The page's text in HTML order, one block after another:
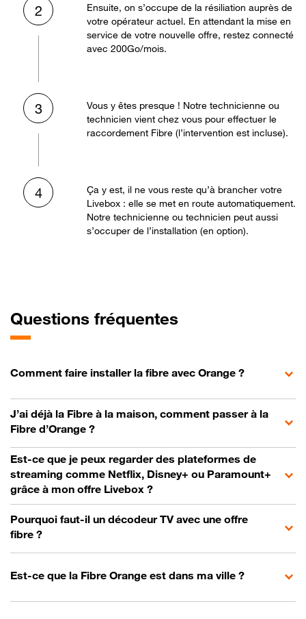
2
Ensuite, on s’occupe de la résiliation auprès de
votre opérateur actuel. En attendant la mise en
service de votre nouvelle offre, restez connecté
avec 200Go/mois.
3
Vous y êtes presque ! Notre technicienne ou
technicien vient chez vous pour effectuer le
raccordement Fibre (l’intervention est incluse).
4
Ça y est, il ne vous reste qu’à brancher votre
Livebox : elle se met en route automatiquement.
Notre technicienne ou technicien peut aussi
s’occuper de l’installation (en option).
Questions fréquentes
Comment faire installer la fibre avec Orange ?
J’ai déjà la Fibre à la maison, comment passer à la
Fibre d’Orange ?
Est-ce que je peux regarder des plateformes de
streaming comme Netflix, Disney+ ou Paramount+
grâce à mon offre Livebox ?
Pourquoi faut-il un décodeur TV avec une offre
fibre ?
Est-ce que la Fibre Orange est dans ma ville ?